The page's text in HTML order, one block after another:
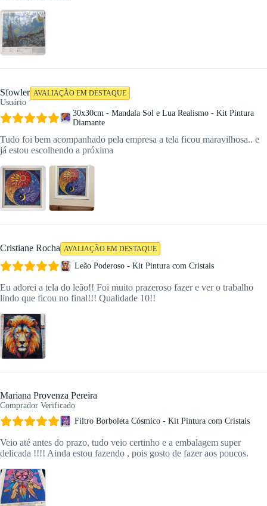
Sfowler
Usuário
AVALIAÇÃO EM DESTAQUE
30x30cm - Mandala Sol e Lua Realismo - Kit Pintura
Diamante
Tudo foi bem acompanhado pela empresa a tela ficou maravilhosa.. e
já estou escolhendo a próxima
Cristiane Rocha AVALIAÇÃO EM DESTAQUE
Leão Poderoso - Kit Pintura com Cristais
Eu adorei a tela do leão!! Foi muito prazeroso fazer e ver o trabalho
lindo que ficou no final!!! Qualidade 10!!
Mariana Provenza Pereira
Comprador Verificado
Filtro Borboleta Cósmico - Kit Pintura com Cristais
Veio até antes do prazo, tudo veio certinho e a embalagem super
delicada !!!! Ainda estou fazendo , pois gosto de fazer aos poucos.